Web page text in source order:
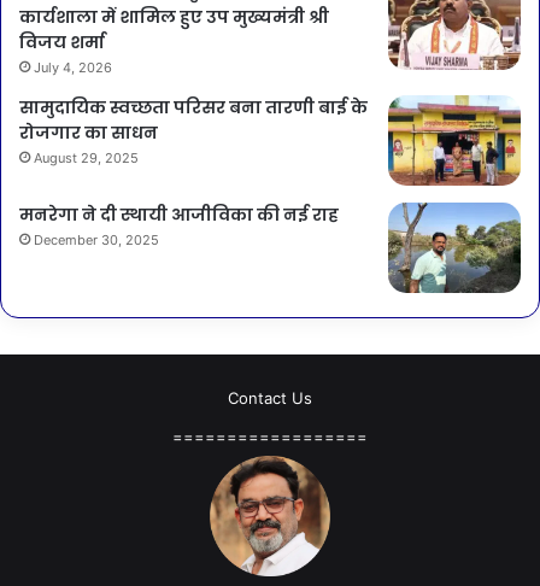
कार्यशाला में शामिल हुए उप मुख्यमंत्री श्री
विजय शर्मा
July 4, 2026
सामुदायिक स्वच्छता परिसर बना तारणी बाई के
रोजगार का साधन
August 29, 2025
मनरेगा ने दी स्थायी आजीविका की नई राह
December 30, 2025
Contact Us
==================